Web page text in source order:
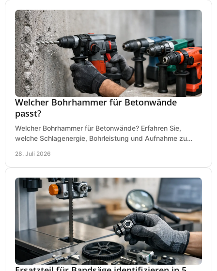
Welcher Bohrhammer für Betonwände
passt?
Welcher Bohrhammer für Betonwände? Erfahren Sie,
welche Schlagenergie, Bohrleistung und Aufnahme zu
28. Juli 2026